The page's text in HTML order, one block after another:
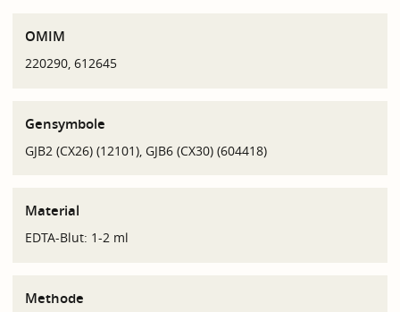
OMIM
220290, 612645
Gensymbole
GJB2 (CX26) (12101), GJB6 (CX30) (604418)
Material
EDTA-Blut: 1-2 ml
Methode